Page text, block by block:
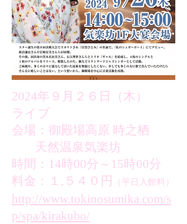
2024年９月２６日（木）
ライブ
会場：御殿場高原 時之栖
天然温泉気楽坊
時間：14時00分～15時00分
料金：１,５４０円
（平日入館料）
http://www.tokinosumika.com/s
p/spa/kirakubo/